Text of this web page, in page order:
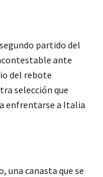
partido del
ante
del rebote
selección que
enfrentarse a Italia
una canasta que se